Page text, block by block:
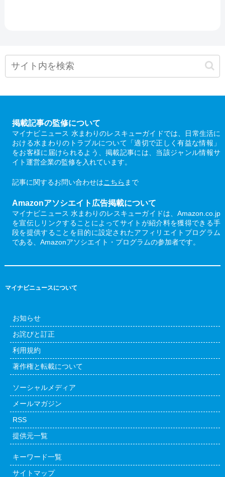
掲載記事の監修について
マイナビニュース 水まわりのレスキューガイドでは、日常生活に
おける水まわりのトラブルについて「適切で正しく有益な情報」
をお客様に届けられるよう、掲載記事には、当該ジャンル情報サ
イト運営企業の監修を入れています。
記事に関するお問い合わせはこちら まで
Amazonアソシエイト広告掲載について
マイナビニュース 水まわりのレスキューガイドは、Amazon.co.jp
を宣伝しリンクすることによってサイトが紹介料を獲得できる手
段を提供することを目的に設定されたアフィリエイトプログラム
である、Amazonアソシエイト・プログラムの参加者です。
マイナビニュースについて
お知らせ
お詫びと訂正
利用規約
著作権と転載について
ソーシャルメディア
メールマガジン
RSS
提供元一覧
キーワード一覧
サイトマップ